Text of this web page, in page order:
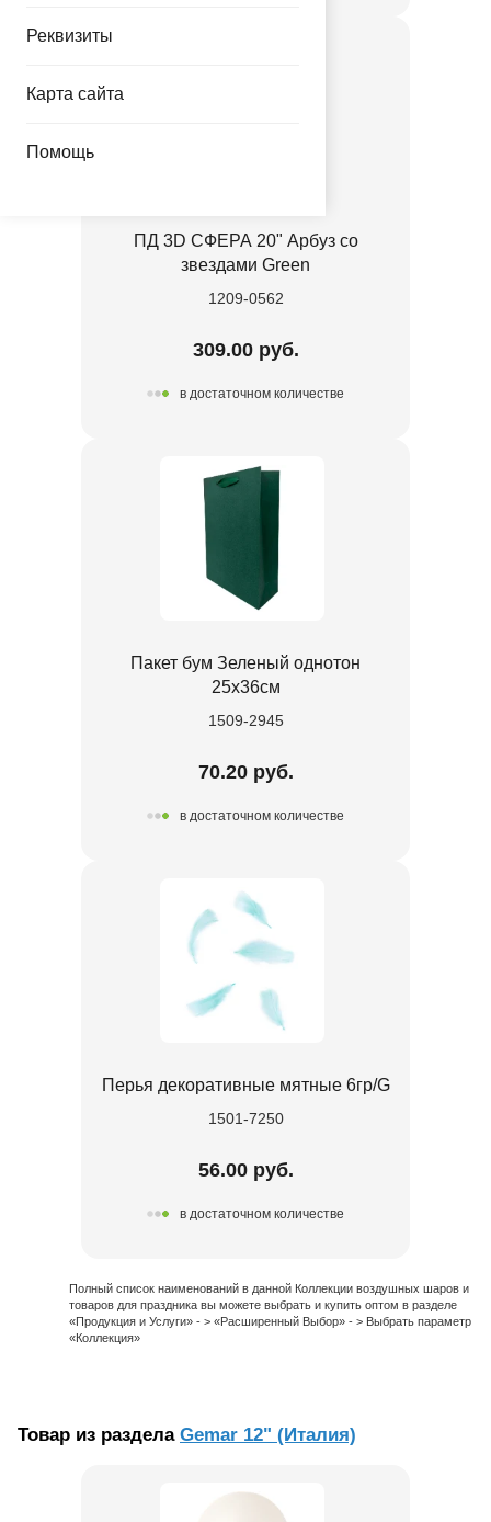
Реквизиты
Карта сайта
Помощь
ПД 3D СФЕРА 20" Арбуз со
звездами Green
1209-0562
309.00 руб.
в достаточном количестве
Пакет бум Зеленый однотон
25х36см
1509-2945
70.20 руб.
в достаточном количестве
Перья декоративные мятные 6гр/G
1501-7250
56.00 руб.
в достаточном количестве
Полный список наименований в данной Коллекции воздушных шаров и
товаров для праздника вы можете выбрать и купить оптом в разделе
«Продукция и Услуги» - > «Расширенный Выбор» - > Выбрать параметр
«Коллекция»
Товар из раздела Gemar 12" (Италия)